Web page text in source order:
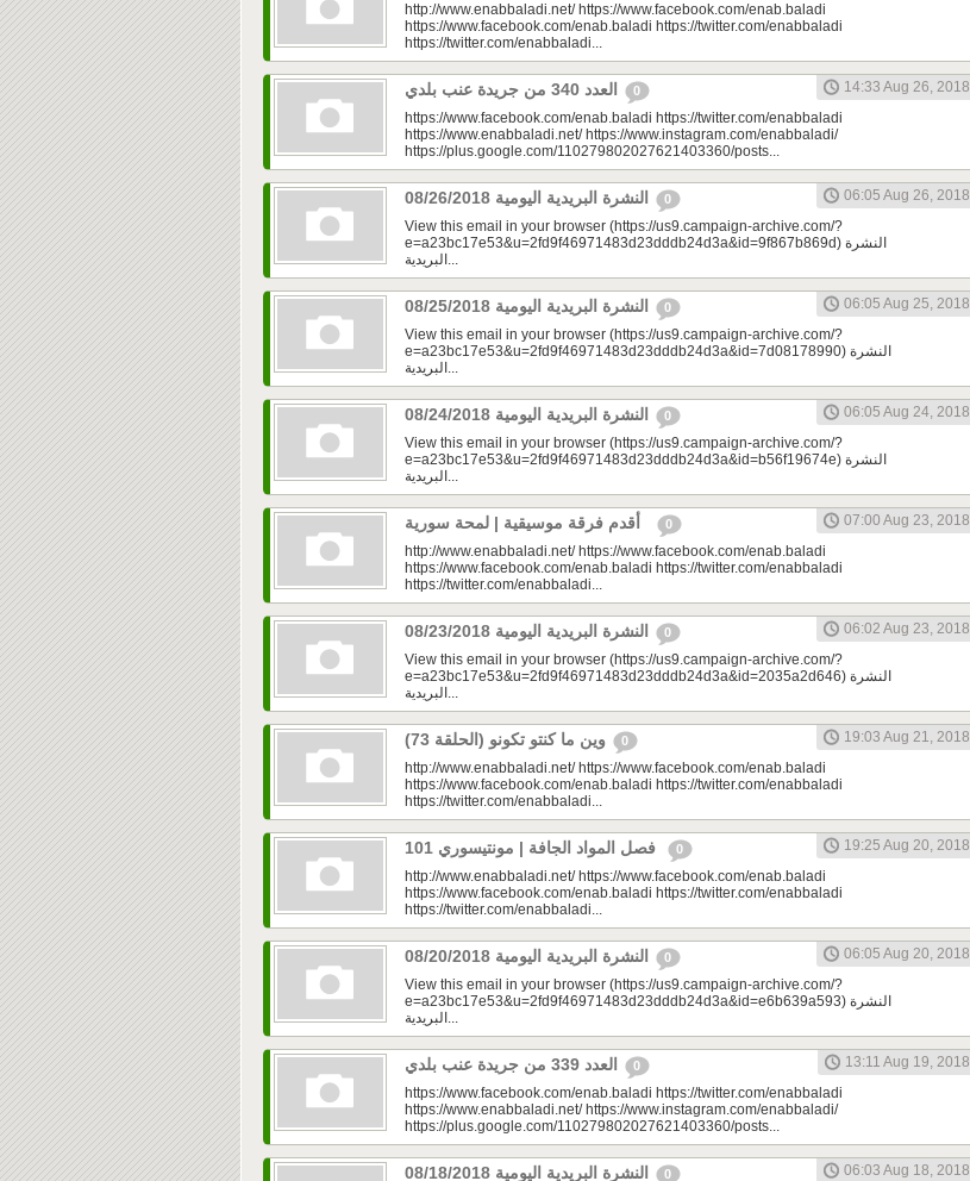
http://www.enabbaladi.net/ https://www.facebook.com/enab.baladi
https://www.facebook.com/enab.baladi https://twitter.com/enabbaladi
https://twitter.com/enabbaladi...
0
14:33 Aug 26, 2018
https://www.facebook.com/enab.baladi https://twitter.com/enabbaladi
https://www.enabbaladi.net/ https://www.instagram.com/enabbaladi/
https://plus.google.com/110279802027621403360/posts...
0
06:05 Aug 26, 2018
View this email in your browser (https://us9.campaign-archive.com/?
e=a23bc17e53&u=2fd9f46971483d23dddb24d3a&id=9f867b869d) النشرة
البريدية...
0
06:05 Aug 25, 2018
View this email in your browser (https://us9.campaign-archive.com/?
e=a23bc17e53&u=2fd9f46971483d23dddb24d3a&id=7d08178990) النشرة
البريدية...
0
06:05 Aug 24, 2018
View this email in your browser (https://us9.campaign-archive.com/?
e=a23bc17e53&u=2fd9f46971483d23dddb24d3a&id=b56f19674e) النشرة
البريدية...
0
07:00 Aug 23, 2018
http://www.enabbaladi.net/ https://www.facebook.com/enab.baladi
https://www.facebook.com/enab.baladi https://twitter.com/enabbaladi
https://twitter.com/enabbaladi...
0
06:02 Aug 23, 2018
View this email in your browser (https://us9.campaign-archive.com/?
e=a23bc17e53&u=2fd9f46971483d23dddb24d3a&id=2035a2d646) النشرة
البريدية...
0
19:03 Aug 21, 2018
http://www.enabbaladi.net/ https://www.facebook.com/enab.baladi
https://www.facebook.com/enab.baladi https://twitter.com/enabbaladi
https://twitter.com/enabbaladi...
0
19:25 Aug 20, 2018
http://www.enabbaladi.net/ https://www.facebook.com/enab.baladi
https://www.facebook.com/enab.baladi https://twitter.com/enabbaladi
https://twitter.com/enabbaladi...
0
06:05 Aug 20, 2018
View this email in your browser (https://us9.campaign-archive.com/?
e=a23bc17e53&u=2fd9f46971483d23dddb24d3a&id=e6b639a593) النشرة
البريدية...
0
13:11 Aug 19, 2018
https://www.facebook.com/enab.baladi https://twitter.com/enabbaladi
https://www.enabbaladi.net/ https://www.instagram.com/enabbaladi/
https://plus.google.com/110279802027621403360/posts...
0 06:03 Aug 18, 2018